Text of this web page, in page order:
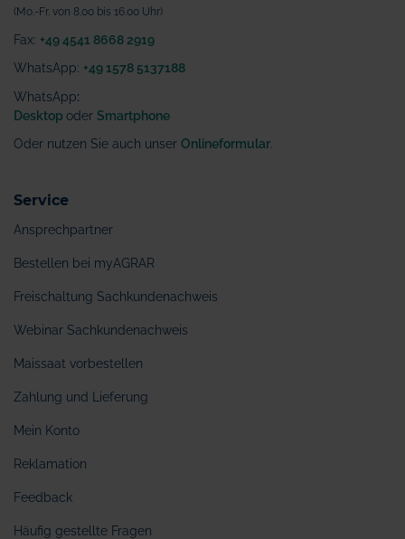
(Mo.-Fr. von 8.00 bis 16.00 Uhr)
Fax: +49 4541 8668 2919
WhatsApp: +49 1578 5137188
WhatsApp:
Desktop oder Smartphone
Oder nutzen Sie auch unser Onlineformular
Service
Ansprechpartner
Bestellen bei myAGRAR
Freischaltung Sachkundenachweis
Webinar Sachkundenachweis
Maissaat vorbestellen
Zahlung und Lieferung
Mein Konto
Reklamation
Feedback
Häufig gestellte Fragen